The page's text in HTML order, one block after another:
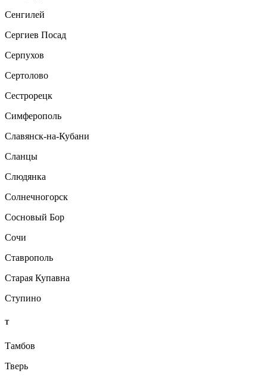
Сенгилей
Сергиев Посад
Серпухов
Сертолово
Сестрорецк
Симферополь
Славянск-на-Кубани
Сланцы
Слюдянка
Солнечногорск
Сосновый Бор
Сочи
Ставрополь
Старая Купавна
Ступино
Т
Тамбов
Тверь